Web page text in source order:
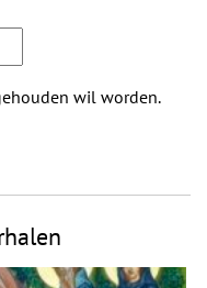
wil worden.